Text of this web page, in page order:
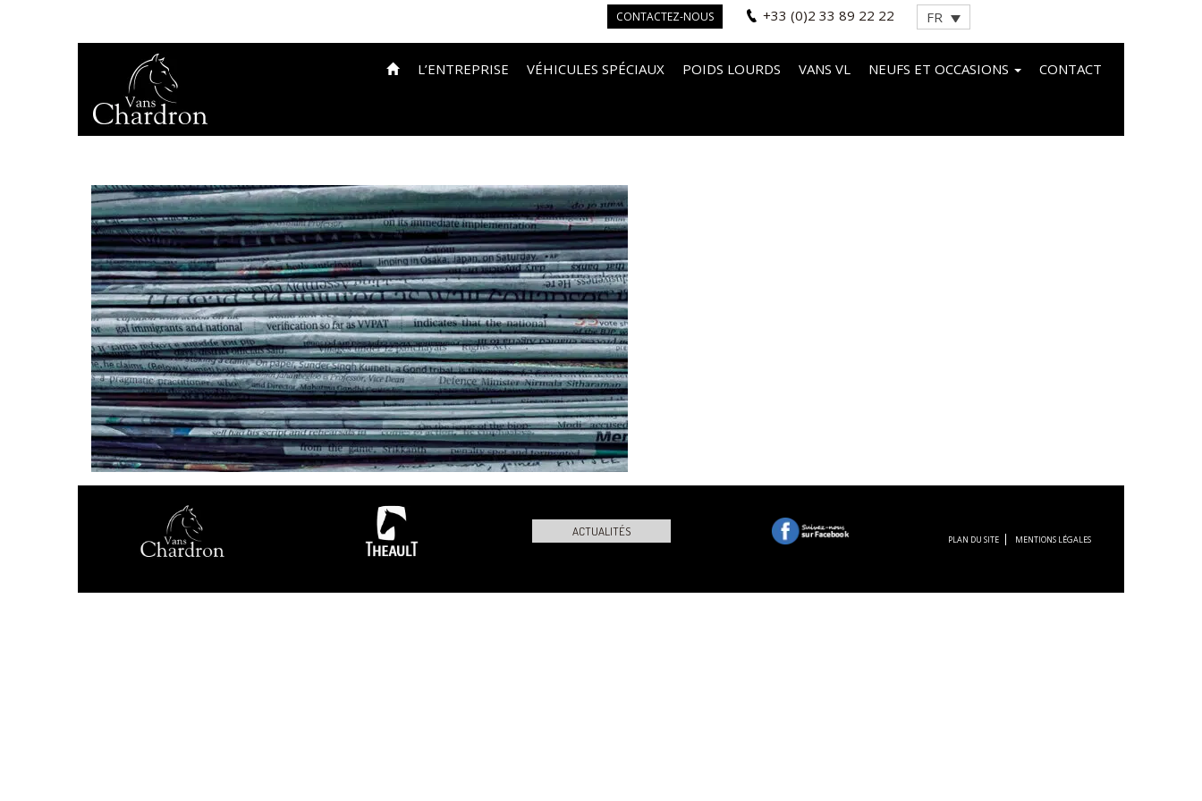
CONTACTEZ-NOUS +33 (0)2 33 89 22 22 FR
L’ENTREPRISE VÉHICULES SPÉCIAUX POIDS LOURDS VANS VL NEUFS ET OCCASIONS CONTACT
ACTUALITÉS
PLAN DU SITE MENTIONS LÉGALES